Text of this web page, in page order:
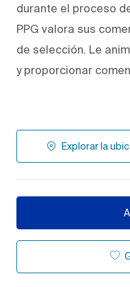
durante el proceso
PPG valora sus
de selección. Le
y proporcionar
Explorar la